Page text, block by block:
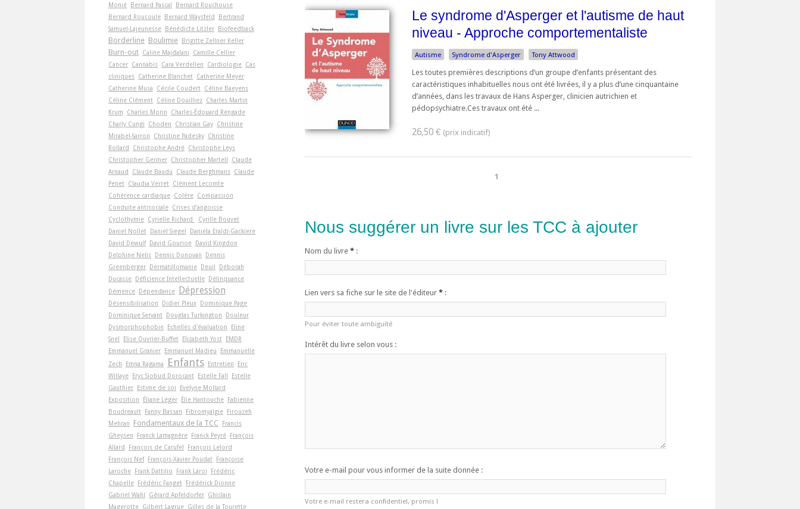
Le syndrome d'Asperger et l'autisme de haut
niveau - Approche comportementaliste
Autisme Syndrome d'Asperger Tony Attwood
Les toutes premières descriptions d’un groupe d’enfants présentant des
caractéristiques inhabituelles nous ont été livrées, il y a plus d’une cinquantaine
d’années, dans les travaux de Hans Asperger, clinicien autrichien et
pédopsychiatre.Ces travaux ont été ...
26,50 €
1
Nous suggérer un livre sur les TCC à ajouter
Nom du livre * :
Lien vers sa fiche sur le site de l'éditeur * :
Pour éviter toute ambiguïté
Intérêt du livre selon vous :
Votre e-mail pour vous informer de la suite donnée :
Votre e-mail restera confidentiel, promis !
Monié Bernard Pascal
Bernard Rouchouse
Bernard Roucoule Bernard Waysfeld
Bertrand
Samuel-Lajeunesse Bénédicte Litzler Biofeedback
Borderline Boulimie Brigitte Zellner Keller
Burn-out Caline Majdalani
Camille Cellier
Cancer Cannabis Cara Verdellen Cardiologie Cas
cliniques Catherine Blanchet Catherine Meyer
Catherine Musa
Cécile Coudert Céline Baeyens
Céline Clément Céline Douilliez Charles Martin
Krum
Charles Morin
Charles-Édouard Rengade
Charly Cungi
Choden Christian Gay Christine
Mirabel-Sarron
Christine Padesky Christine
Rollard
Christophe André Christophe Leys
Christopher Germer Christopher Martell
Claude
Arnaud
Claude Baudu Claude Berghmans Claude
Penet Claudia Verret Clément Lecomte
Cohérence cardiaque Colère Compassion
Conduite antisociale Crises d'angoisse
Cyclothymie Cyrielle Richard
Cyrille Bouvet
Daniel Nollet Daniel Siegel
Daniela Eraldi-Gackiere
David Dewulf David Gourion
David Kingdon
Delphine Nelis Dennis Donovan
Dennis
Greenberger Dermatillomanie Deuil
Déborah
Ducasse Déficience Intellectuelle Délinquance
Démence Dépendance Dépression
Désensibilisation Didier Pleux Dominique Page
Dominique Servant Douglas Turkington
Douleur
Dysmorphophobie Echelles d'évaluation
Eline
Snel
Elise Ouvrier-Buffet Elizabeth Yost EMDR
Emmanuel Granier Emmanuel Madieu
Emmanuelle
Zech
Emna Ragama Enfants Entretien
Eric
Willaye Eryc Siobud Dorocant Estelle Fall
Estelle
Gauthier Estime de soi
Evelyne Mollard
Exposition
Éliane Léger Élie Hantouche Fabienne
Boudreault Fanny Bassan Fibromyalgie Firouzeh
Mehran
Fondamentaux de la TCC
Francis
Gheysen
Franck Lamagnère Franck Peyré François
Allard
François de Carufel
François Lelord
François Nef François-Xavier Poudat Françoise
Laroche Frank Dattilio Frank Laroi
Frédéric
Chapelle Frédéric Fanget Frédérick Dionne
Gabriel Wahl
Gérard Apfeldorfer Ghislain
Magerotte Gilbert Lagrue Gilles de la Tourette